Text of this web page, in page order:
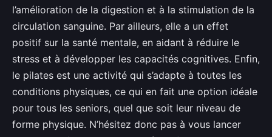
l’amélioration de la digestion et à la stimulation de la
circulation sanguine. Par ailleurs, elle a un effet
positif sur la santé mentale, en aidant à réduire le
stress et à développer les capacités cognitives. Enfin,
le pilates est une activité qui s’adapte à toutes les
conditions physiques, ce qui en fait une option idéale
pour tous les seniors, quel que soit leur niveau de
forme physique. N’hésitez donc pas à vous lancer